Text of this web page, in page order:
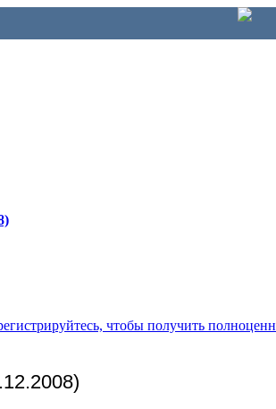
чтобы получить